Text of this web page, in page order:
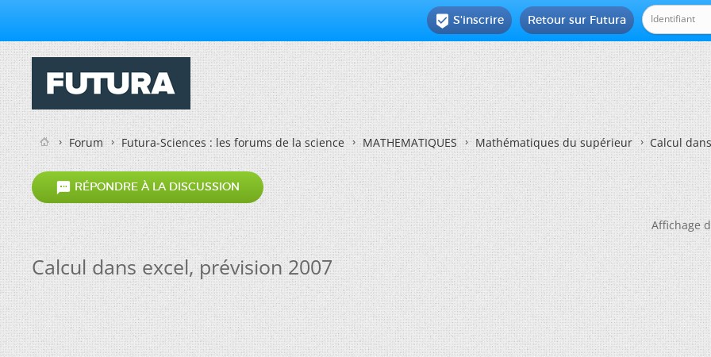
Retour sur Futura
 S'inscrire
Forum Futura-Sciences : les forums de la science MATHEMATIQUES Mathématiques du supérieur Calcul
 RÉPONDRE À LA DISCUSSION
Affichage
Calcul dans excel, prévision 2007